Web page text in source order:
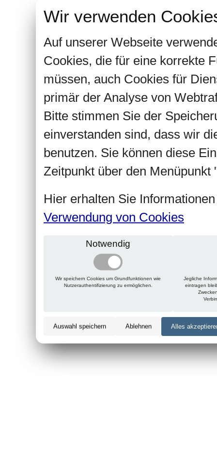
Wir verwenden
Auf unserer Webseite
Cookies, die für eine korrekte
müssen, auch Cookies für
primär der Analyse von
Bitte stimmen Sie der
einverstanden sind, dass wir
benutzen. Sie können diese
Zeitpunkt über den Menüpunkt
Hier erhalten Sie
Verwendung von Cookies
Notwendig
Wir speichern Cookies um Grundfunktionen wie
Nutzerauthentifizierung zu ermöglichen.
Jegliche
eintragen
Auswahl speichern Ablehnen Alles